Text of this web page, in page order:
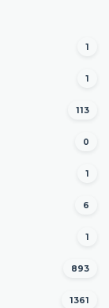
1
1
113
0
1
6
1
893
1361